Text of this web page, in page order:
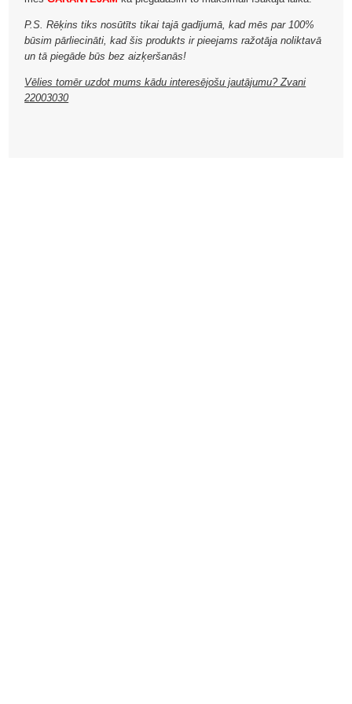
P.S. Rēķins tiks nosūtīts tikai tajā gadījumā, kad mēs par 100%
būsim pārliecināti, kad šis produkts ir pieejams ražotāja noliktavā
un tā piegāde būs bez aizķeršanās!
Vēlies tomēr uzdot mums kādu interesējošu jautājumu? Zvani
22003030